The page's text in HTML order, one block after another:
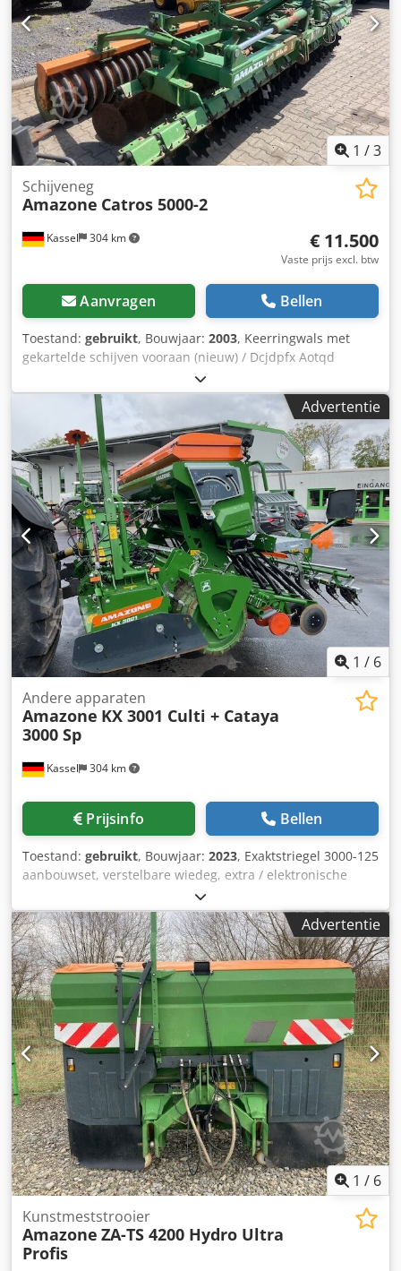
1 /3
Kassel 304 km
Schijveneg
Amazone Catros 5000-2
€ 11.500
Vaste prijs excl. btw
Aanvragen Bellen
Toestand: gebruikt, Bouwjaar: 2003, Keerringwals met
gekartelde schijven vooraan (nieuw) / Dcjdpfx Aotqd
Advertentie
1 / 6
Kassel 304 km
Andere apparaten
Amazone KX 3001 Culti + Cataya
3000 Sp
Prijsinfo Bellen
Toestand: gebruikt, Bouwjaar: 2023, Exaktstriegel 3000-125
aanbouwset, verstelbare wiedeg, extra / elektronische
spooraanduiding 3000 AmaDrill 2 voor Cataya, radarsensor
/ internationaal, analoge werkpositie sensor, elektrische
werkgangenschakeling / stuurventiel en hydraulische
werkgangen. Dcedpfjtgpggex Aqpjk
Advertentie
1 / 6
Kunstmeststrooier
Amazone ZA-TS 4200 Hydro Ultra
Profis